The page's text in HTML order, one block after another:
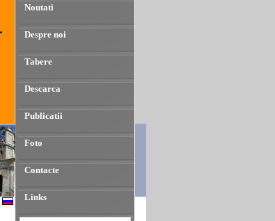
Noutati
Despre noi
Tabere
Descarca
Publicatii
Foto
Contacte
Links